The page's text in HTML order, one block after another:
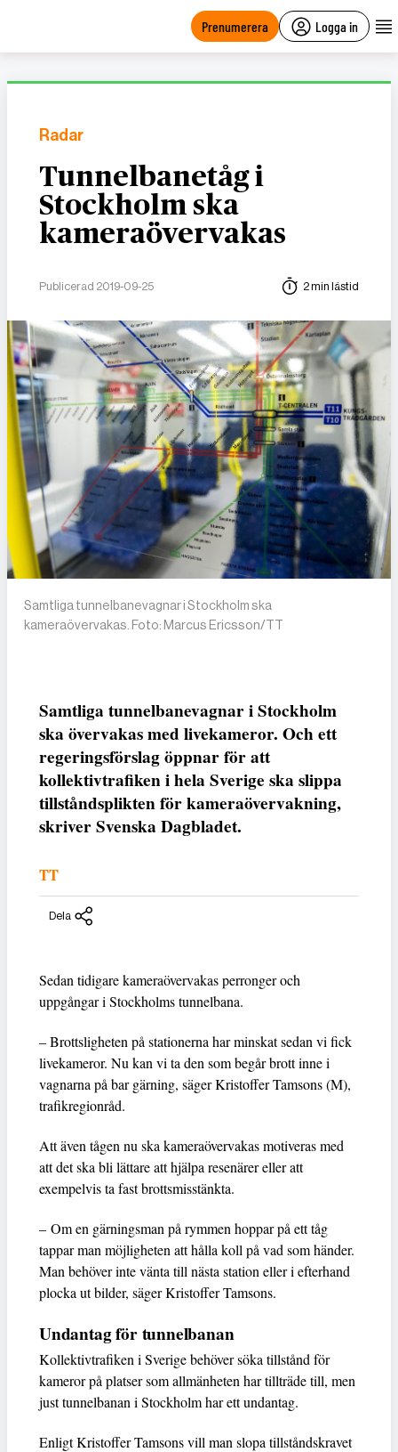
Prenumerera Logga in
Radar
Tunnelbanetåg i
Stockholm ska
kameraövervakas
Publicerad 2019-09-25 2 min lästid
Samtliga tunnelbanevagnar i Stockholm ska
kameraövervakas. Foto: Marcus Ericsson/TT
Samtliga tunnelbanevagnar i Stockholm
ska övervakas med livekameror. Och ett
regeringsförslag öppnar för att
kollektivtrafiken i hela Sverige ska slippa
tillståndsplikten för kameraövervakning,
skriver Svenska Dagbladet.
TT
Dela
Sedan tidigare kameraövervakas perronger och
uppgångar i Stockholms tunnelbana.
– Brottsligheten på stationerna har minskat sedan vi fick
livekameror. Nu kan vi ta den som begår brott inne i
vagnarna på bar gärning, säger Kristoffer Tamsons (M),
trafikregionråd.
Att även tågen nu ska kameraövervakas motiveras med
att det ska bli lättare att hjälpa resenärer eller att
exempelvis ta fast brottsmisstänkta.
– Om en gärningsman på rymmen hoppar på ett tåg
tappar man möjligheten att hålla koll på vad som händer.
Man behöver inte vänta till nästa station eller i efterhand
plocka ut bilder, säger Kristoffer Tamsons.
Undantag för tunnelbanan
Kollektivtrafiken i Sverige behöver söka tillstånd för
kameror på platser som allmänheten har tillträde till, men
just tunnelbanan i Stockholm har ett undantag.
Enligt Kristoffer Tamsons vill man slopa tillståndskravet